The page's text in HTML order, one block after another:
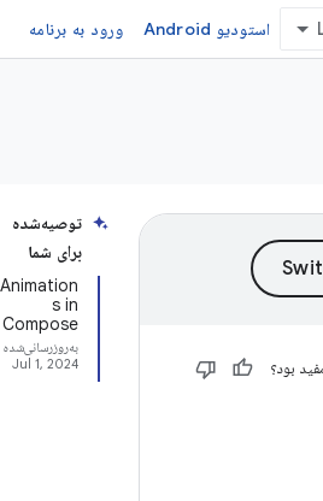
استودیو Android ورود به برنامه
توصیه‌شده
برای شما
Animation
s in
Compose
به‌روزرسانی‌شده
Jul 1, 2024
بود؟